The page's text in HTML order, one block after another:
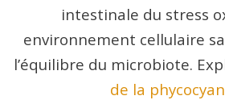
intestinale du stress
environnement cellulaire
l’équilibre du microbiote.
de la